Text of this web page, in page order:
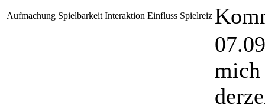
Aufmachung Spielbarkeit Interaktion Einfluss Spielreiz
mich